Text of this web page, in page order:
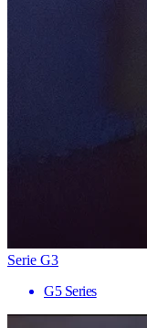
Serie G3
G5 Series